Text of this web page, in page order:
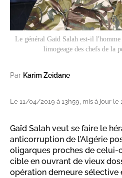
Le général Gaïd Salah est-il
limogeage des chefs de la
Par Karim Zeidane
Le 11/04/2019 à 13h59, mis à jour le
Gaïd Salah veut se faire le
anticorruption de l’Algérie
oligarques proches de celui-
cible en ouvrant de vieux
opération demeure sélective